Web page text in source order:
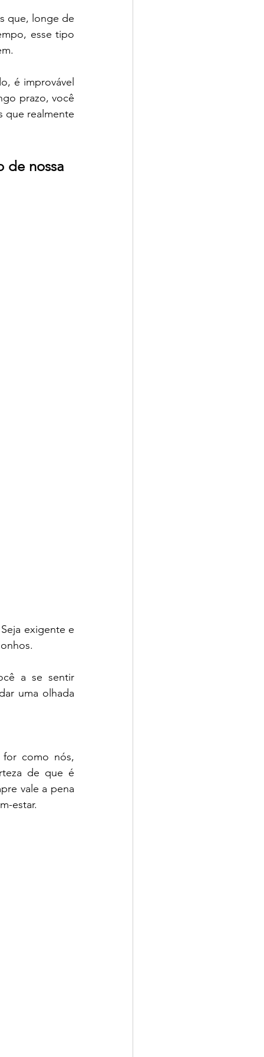
que, longe de
esse tipo
é improvável
prazo, você
que realmente
de nossa
exigente e
a se sentir
uma olhada
for como nós,
de que é
vale a pena
estar.